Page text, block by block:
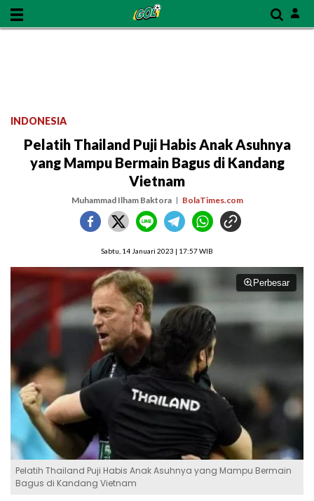
INDONESIA
Pelatih Thailand Puji Habis Anak Asuhnya
yang Mampu Bermain Bagus di Kandang
Vietnam
Muhammad Ilham Baktora BolaTimes.com
Sabtu, 14 Januari 2023 | 17:57 WIB
Perbesar
Pelatih Thailand Puji Habis Anak Asuhnya yang Mampu Bermain
Bagus di Kandang Vietnam